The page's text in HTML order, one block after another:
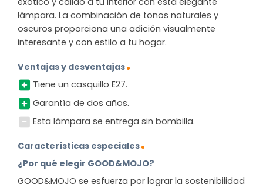
lámpara. La combinación de tonos naturales y
oscuros proporciona una adición visualmente
interesante y con estilo a tu hogar.
Ventajas y desventajas
Tiene un casquillo E27.
Garantía de dos años.
Esta lámpara se entrega sin bombilla.
Características especiales
¿Por qué elegir GOOD&MOJO?
GOOD&MOJO se esfuerza por lograr la sostenibilidad